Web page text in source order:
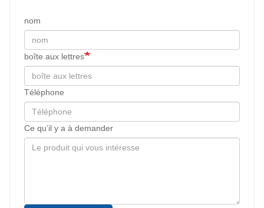
nom
boîte aux lettres
Téléphone
Ce qu’il y a à demander